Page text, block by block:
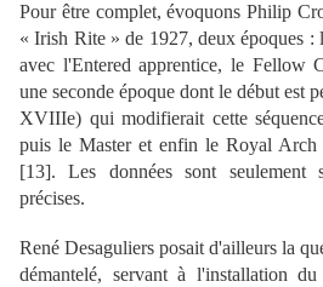
Pour être complet, évoquons Philip
« Irish Rite » de 1927, deux époques :
avec l'Entered apprentice, le Fellow
une seconde époque dont le début est
XVIIIe) qui modifierait cette
puis le Master et enfin le Royal Arch
[13]. Les données sont seulement
précises.
René Desaguliers posait d'ailleurs la
démantelé, servant à l'installation